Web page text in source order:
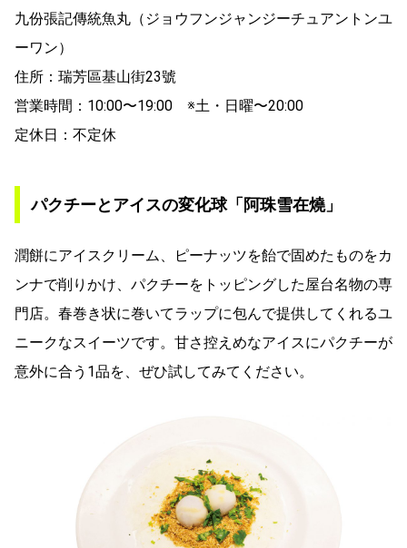
九份張記傳統魚丸（ジョウフンジャンジーチュアントンユ
ーワン）
住所：瑞芳區基山街23號
営業時間：10:00〜19:00 ※土・日曜〜20:00
定休日：不定休
パクチーとアイスの変化球「阿珠雪在燒」
潤餅にアイスクリーム、ピーナッツを飴で固めたものをカ
ンナで削りかけ、パクチーをトッピングした屋台名物の専
門店。春巻き状に巻いてラップに包んで提供してくれるユ
ニークなスイーツです。甘さ控えめなアイスにパクチーが
意外に合う1品を、ぜひ試してみてください。